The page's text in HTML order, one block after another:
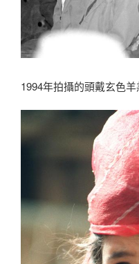
1994年拍攝的頭戴玄色